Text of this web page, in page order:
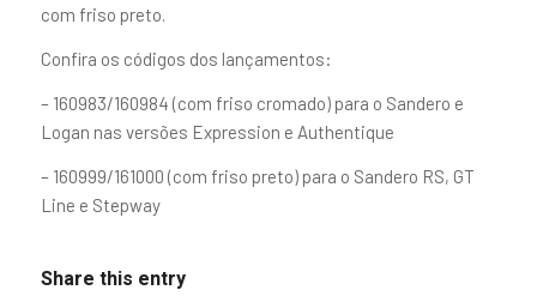
com friso preto.
Confira os códigos dos lançamentos:
– 160983/160984 (com friso cromado) para o Sandero e
Logan nas versões Expression e Authentique
– 160999/161000 (com friso preto) para o Sandero RS, GT
Line e Stepway
Share this entry